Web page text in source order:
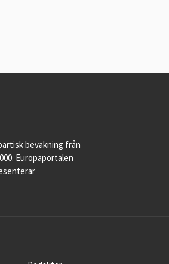
bevakning från
Europaportalen